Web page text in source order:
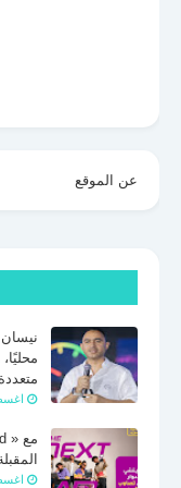
عن الموقع
اغسطس
اغسطس